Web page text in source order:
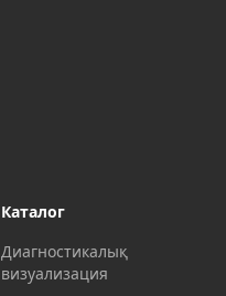
Каталог
Диагностикалық
визуализация